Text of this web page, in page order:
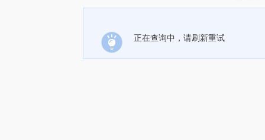
正在查询中，请刷新重试